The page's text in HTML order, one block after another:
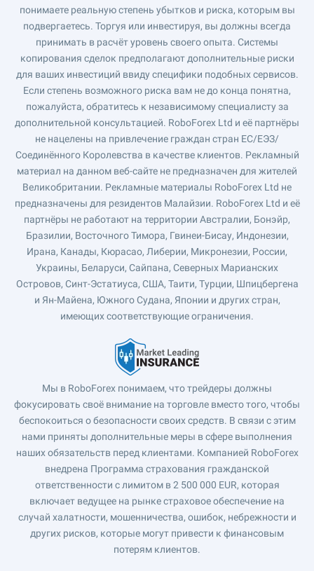
понимаете реальную степень убытков и риска, которым вы
подвергаетесь. Торгуя или инвестируя, вы должны всегда
принимать в расчёт уровень своего опыта. Системы
копирования сделок предполагают дополнительные риски
для ваших инвестиций ввиду специфики подобных сервисов.
Если степень возможного риска вам не до конца понятна,
пожалуйста, обратитесь к независимому специалисту за
дополнительной консультацией. RoboForex Ltd и её партнёры
не нацелены на привлечение граждан стран ЕС/ЕЭЗ/
Соединённого Королевства в качестве клиентов. Рекламный
материал на данном веб-сайте не предназначен для жителей
Великобритании. Рекламные материалы RoboForex Ltd не
предназначены для резидентов Малайзии. RoboForex Ltd и её
партнёры не работают на территории Австралии, Бонэйр,
Бразилии, Восточного Тимора, Гвинеи-Бисау, Индонезии,
Ирана, Канады, Кюрасао, Либерии, Микронезии, России,
Украины, Беларуси, Сайпана, Северных Марианских
Островов, Синт-Эстатиуса, США, Таити, Турции, Шпицбергена
и Ян-Майена, Южного Судана, Японии и других стран,
имеющих соответствующие ограничения.
Мы в RoboForex понимаем, что трейдеры должны
фокусировать своё внимание на торговле вместо того, чтобы
беспокоиться о безопасности своих средств. В связи с этим
нами приняты дополнительные меры в сфере выполнения
наших обязательств перед клиентами. Компанией RoboForex
внедрена Программа страхования гражданской
ответственности с лимитом в 2 500 000 EUR, которая
включает ведущее на рынке страховое обеспечение на
случай халатности, мошенничества, ошибок, небрежности и
других рисков, которые могут привести к финансовым
потерям клиентов.